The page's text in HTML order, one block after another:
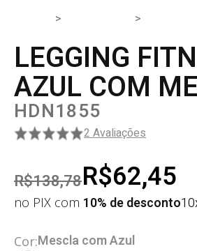
LEGGING
AZUL COM
HDN1855
2 Avaliações
R$138,78R$62,45
no PIX com 10% de desconto
Cor:Mescla com Azul